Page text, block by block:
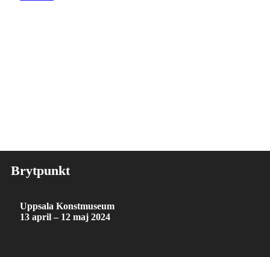
Brytpunkt
Uppsala Konstmuseum
13 april – 12 maj 2024